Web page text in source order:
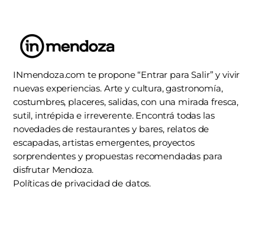
INmendoza.com te propone “Entrar para Salir” y vivir
nuevas experiencias. Arte y cultura, gastronomía,
costumbres, placeres, salidas, con una mirada fresca,
sutil, intrépida e irreverente. Encontrá todas las
novedades de restaurantes y bares, relatos de
escapadas, artistas emergentes, proyectos
sorprendentes y propuestas recomendadas para
disfrutar Mendoza.
Políticas de privacidad de datos.